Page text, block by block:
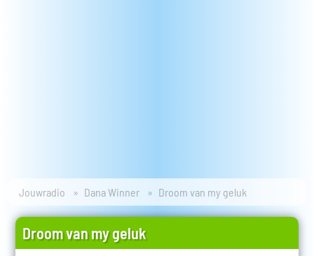
Jouwradio Dana Winner Droom van my geluk
Droom van my geluk